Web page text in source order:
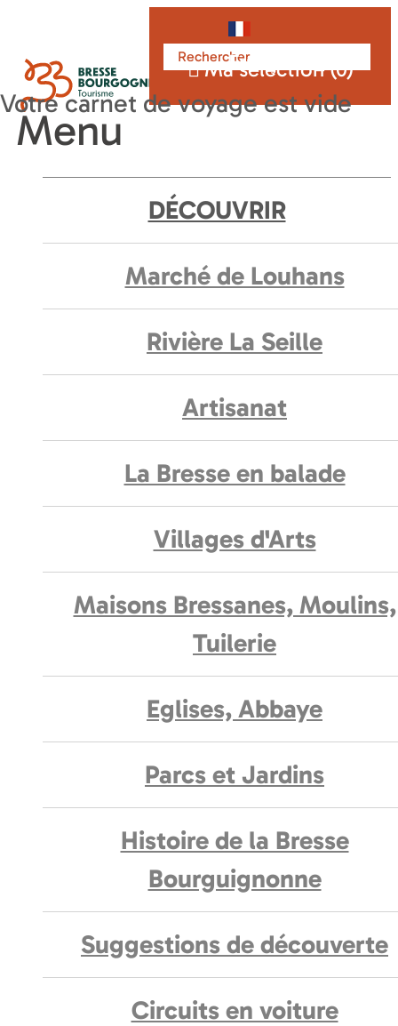
Français
Ma sélection (0)
Menu
DÉCOUVRIR
Marché de Louhans
Rivière La Seille
Artisanat
La Bresse en balade
Villages d'Arts
Maisons Bressanes, Moulins,
Tuilerie
Eglises, Abbaye
Parcs et Jardins
Histoire de la Bresse
Bourguignonne
Suggestions de découverte
Circuits en voiture